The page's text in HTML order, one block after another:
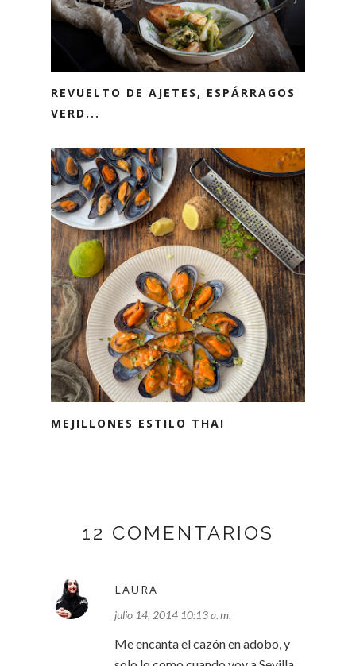
REVUELTO DE AJETES, ESPÁRRAGOS
VERD...
MEJILLONES ESTILO THAI
12 COMENTARIOS
LAURA
julio 14, 2014 10:13 a. m.
Me encanta el cazón en adobo, y